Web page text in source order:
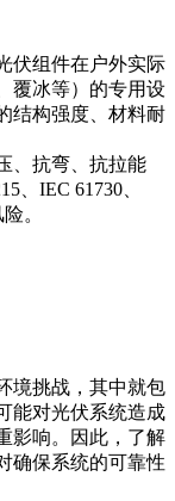
伏组件在户外实际
覆冰等）的专用设
结构强度、材料耐
、抗弯、抗拉能
、IEC 61730、
。
境挑战，其中就包
能对光伏系统造成
影响。因此，了解
确保系统的可靠性